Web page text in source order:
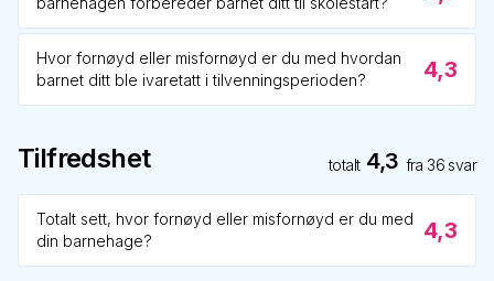
Hvor fornøyd eller misfornøyd er du med hvordan
barnet ditt ble ivaretatt i tilvenningsperioden?
4,3
Tilfredshet totalt 4,3 fra 36 svar
Totalt sett, hvor fornøyd eller misfornøyd er du med
din barnehage?
4,3